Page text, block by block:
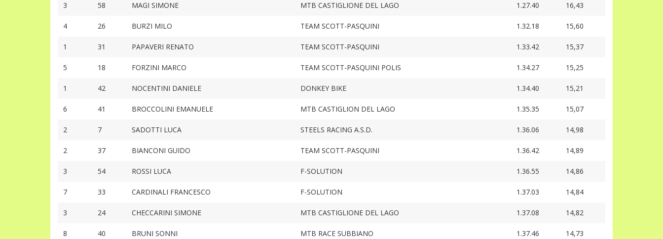
3 58 MAGI SIMONE MTB CASTIGLIONE DEL LAGO 1.27.40 16,43
4 26 BURZI MILO TEAM SCOTT-PASQUINI 1.32.18 15,60
1 31 PAPAVERI RENATO TEAM SCOTT-PASQUINI 1.33.42 15,37
5 18 FORZINI MARCO TEAM SCOTT-PASQUINI POLIS 1.34.27 15,25
1 42 NOCENTINI DANIELE DONKEY BIKE 1.34.40 15,21
6 41 BROCCOLINI EMANUELE MTB CASTIGLION DEL LAGO 1.35.35 15,07
2 7 SADOTTI LUCA STEELS RACING A.S.D. 1.36.06 14,98
2 37 BIANCONI GUIDO TEAM SCOTT-PASQUINI 1.36.42 14,89
3 54 ROSSI LUCA F-SOLUTION 1.36.55 14,86
7 33 CARDINALI FRANCESCO F-SOLUTION 1.37.03 14,84
3 24 CHECCARINI SIMONE MTB CASTIGLIONE DEL LAGO 1.37.08 14,82
8 40 BRUNI SONNI MTB RACE SUBBIANO 1.37.46 14,73